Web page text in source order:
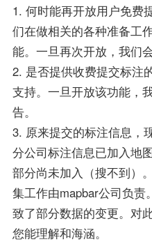
1. 何时能再开放用户免费
们在做相关的各种准备工
能。一旦再次开放，我们
2. 是否提供收费提交标注
支持。一旦开放该功能，
告。
3. 原来提交的标注信息，
分公司标注信息已加入地
部分尚未加入（搜不到）
集工作由mapbar公司负责
致了部分数据的变更。对
您能理解和海涵。